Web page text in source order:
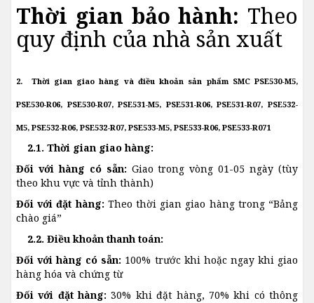
Thời gian bảo hành: Theo
quy định của nhà sản xuất
2. Thời gian giao hàng và điều khoản sản phẩm SMC PSE530-M5,
PSE530-R06, PSE530-R07, PSE531-M5, PSE531-R06, PSE531-R07, PSE532-
M5, PSE532-R06, PSE532-R07, PSE533-M5, PSE533-R06, PSE533-R071
2.1. Thời gian giao hàng:
Đối với hàng có sẵn: Giao trong vòng 01-05 ngày (tùy
theo khu vực và tỉnh thành)
Đối với đặt hàng: Theo thời gian giao hàng trong “Bảng
chào giá”
2.2. Điều khoản thanh toán:
Đối với hàng có sẵn: 100% trước khi hoặc ngay khi giao
hàng hóa và chứng từ
Đối với đặt hàng:30% khi đặt hàng, 70% khi có thông